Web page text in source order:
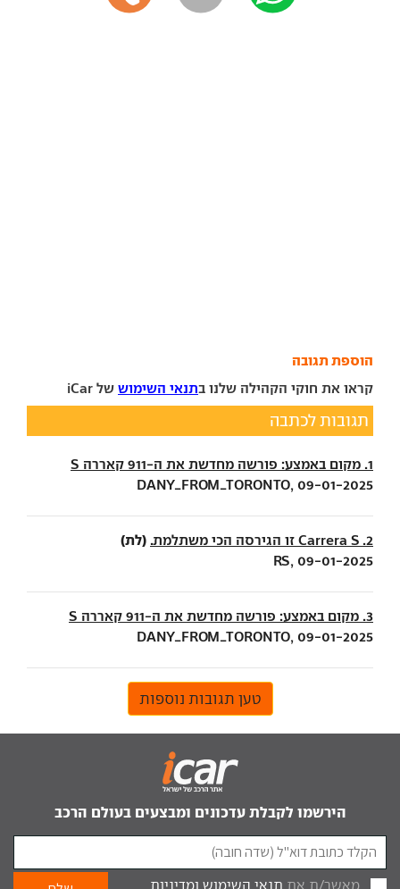
הוספת תגובה
קראו את חוקי הקהילה שלנו בתנאי השימוש של iCar
תגובות לכתבה
1. מקום באמצע: פורשה מחדשת את ה-911 קאררה S
DANY_FROM_TORONTO, 09-01-2025
2. Carrera S זו הגירסה הכי משתלמת. (לת)
RS, 09-01-2025
3. מקום באמצע: פורשה מחדשת את ה-911 קאררה S
DANY_FROM_TORONTO, 09-01-2025
טען תגובות נוספות
הירשמו לקבלת עדכונים ומבצעים בעולם הרכב
מאשר/ת את תנאי השימוש ומדיניות